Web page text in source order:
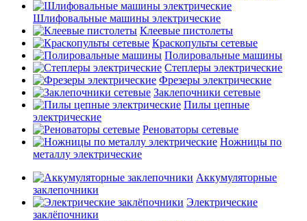
Шлифовальные машины электрические
Клеевые пистолеты
Краскопульты сетевые
Полировальные машины
Степлеры электрические
Фрезеры электрические
Заклепочники сетевые
Пилы цепные
электрические
Реноваторы сетевые
Ножницы по
металлу электрические
Аккумуляторные
заклепочники
Электрические
заклёпочники